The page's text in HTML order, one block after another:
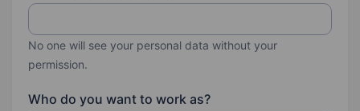
No one will see your personal data without your
permission.
Who do you want to work as?